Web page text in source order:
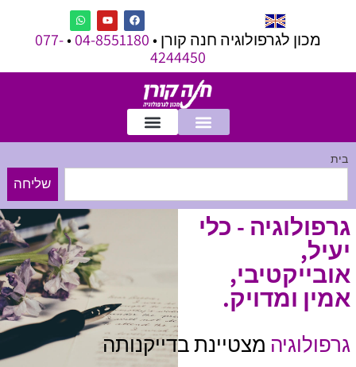
מכון לגרפולוגיה חנה קורן •04-8551180
•
077-
4244450
בית
שליחה
גרפולוגיה - כלי
יעיל,
אובייקטיבי,
אמין ומדויק.
גרפולוגיה מצטיינת בדייקנותה